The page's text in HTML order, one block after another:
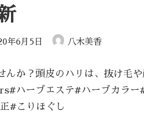
年6月5日 八木美香
んか？頭皮のハリは、抜け毛
ハーブエステ#ハーブカラー
#こりほぐし